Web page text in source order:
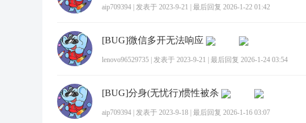
aip709394 发表于 2023-9-21 最后回复 2026-1-22 01:42
[BUG]微信多开无法响应
lenovo96529735 发表于 2023-9-21 最后回复 2026-1-24 03:54
[BUG]分身(无忧行)惯性被杀
aip709394 发表于 2023-9-18 最后回复 2026-1-16 03:07